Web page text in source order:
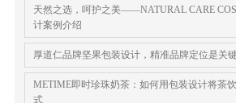
天然之选，呵护之美——NATURAL CARE
计案例介绍
厚道仁品牌坚果包装设计，精准品牌定位是关
METIME即时珍珠奶茶：如何用包装设计将茶
式